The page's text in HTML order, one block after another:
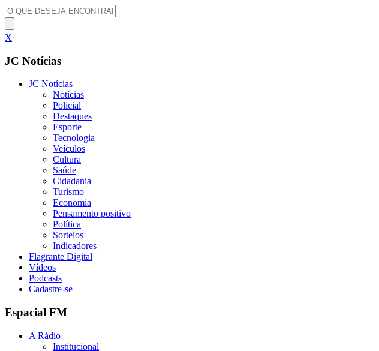
X
JC Notícias
JC Notícias
Notícias
Policial
Destaques
Esporte
Tecnologia
Veículos
Cultura
Saúde
Cidadania
Turismo
Economia
Pensamento positivo
Política
Sorteios
Indicadores
Flagrante Digital
Vídeos
Podcasts
Cadastre-se
Espacial FM
A Rádio
Institucional